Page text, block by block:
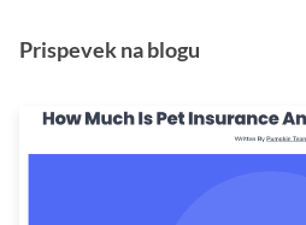
Prispevek na blogu